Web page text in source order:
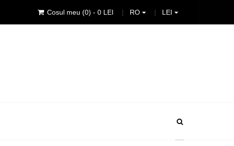
Cosul meu (0) - 0 LEI RO LEI